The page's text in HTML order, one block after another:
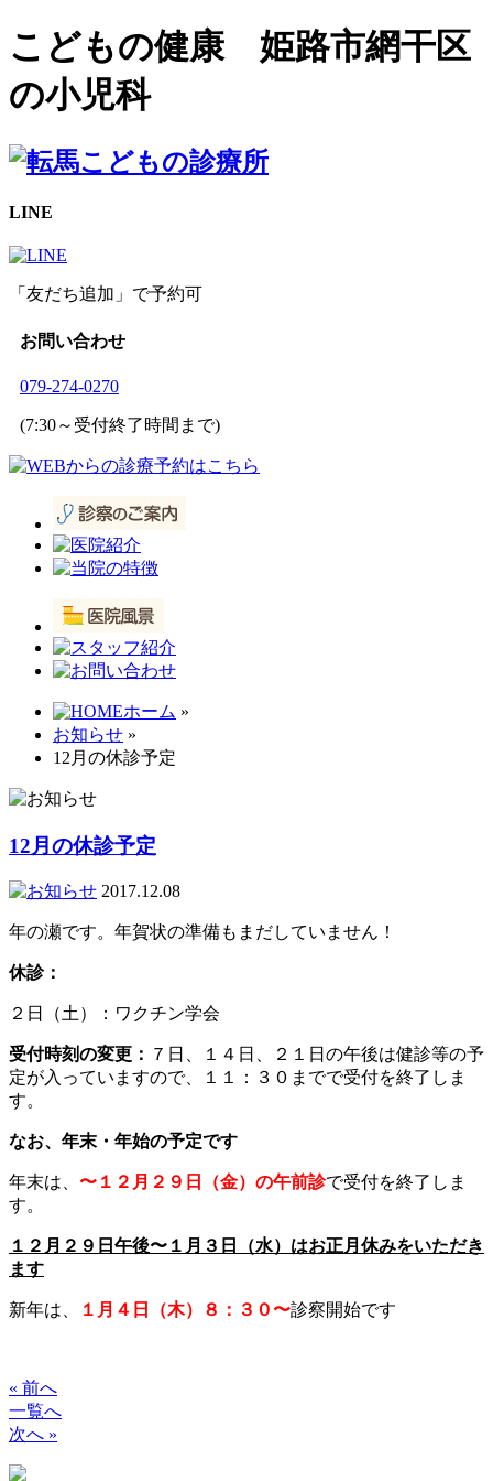
こどもの健康 姫路市網干区
の小児科
LINE
「友だち追加」で予約可
お問い合わせ
079-274-0270
(7:30～受付終了時間まで)
ホーム »
お知らせ »
12月の休診予定
12月の休診予定
2017.12.08
年の瀬です。年賀状の準備もまだしていません！
休診：
２日（土）：ワクチン学会
受付時刻の変更： ７日、１４日、２１日の午後は健診等の予
定が入っていますので、１１：３０までで受付を終了しま
す。
なお、年末・年始の予定です
年末は、 〜１２月２９日（金）の午前診で受付を終了しま
す。
１２月２９日午後〜１月３日（水）はお正月休みをいただき
ます
新年は、 １月４日（木）８：３０〜診察開始です
« 前へ
一覧へ
次へ »